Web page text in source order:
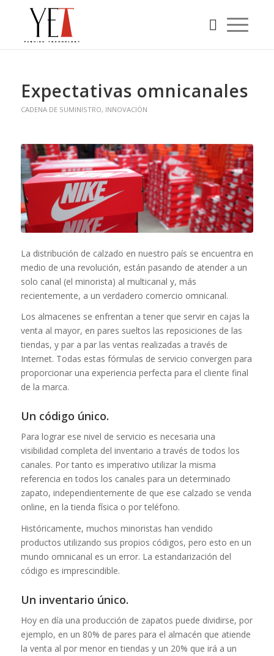
Expectativas omnicanales
CADENA DE SUMINISTRO, INNOVACIÓN
La distribución de calzado en nuestro país se encuentra en
medio de una revolución, están pasando de atender a un
solo canal (el minorista) al multicanal y, más
recientemente, a un verdadero comercio omnicanal.
Los almacenes se enfrentan a tener que servir en cajas la
venta al mayor, en pares sueltos las reposiciones de las
tiendas, y par a par las ventas realizadas a través de
Internet. Todas estas fórmulas de servicio convergen para
proporcionar una experiencia perfecta para el cliente final
de la marca.
Un código único.
Para lograr ese nivel de servicio es necesaria una
visibilidad completa del inventario a través de todos los
canales. Por tanto es imperativo utilizar la misma
referencia en todos los canales para un determinado
zapato, independientemente de que ese calzado se venda
online, en la tienda física o por teléfono.
Históricamente, muchos minoristas han vendido
productos utilizando sus propios códigos, pero esto en un
mundo omnicanal es un error. La estandarización del
código es imprescindible.
Un inventario único.
Hoy en día una producción de zapatos puede dividirse, por
ejemplo, en un 80% de pares para el almacén que atiende
la venta al por menor en tiendas y un 20% que irá a un